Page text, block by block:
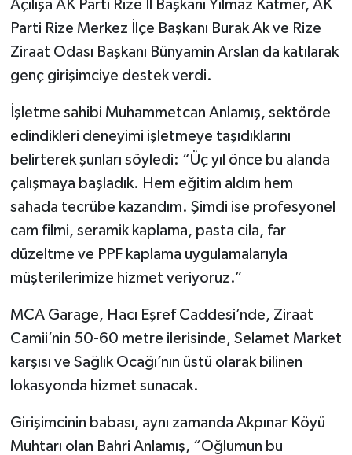
Açılışa AK Parti Rize İl Başkanı Yılmaz Katmer, AK
Parti Rize Merkez İlçe Başkanı Burak Ak ve Rize
Ziraat Odası Başkanı Bünyamin Arslan da katılarak
genç girişimciye destek verdi.
İşletme sahibi Muhammetcan Anlamış, sektörde
edindikleri deneyimi işletmeye taşıdıklarını
belirterek şunları söyledi: “Üç yıl önce bu alanda
çalışmaya başladık. Hem eğitim aldım hem
sahada tecrübe kazandım. Şimdi ise profesyonel
cam filmi, seramik kaplama, pasta cila, far
düzeltme ve PPF kaplama uygulamalarıyla
müşterilerimize hizmet veriyoruz.”
MCA Garage, Hacı Eşref Caddesi’nde, Ziraat
Camii’nin 50-60 metre ilerisinde, Selamet Market
karşısı ve Sağlık Ocağı’nın üstü olarak bilinen
lokasyonda hizmet sunacak.
Girişimcinin babası, aynı zamanda Akpınar Köyü
Muhtarı olan Bahri Anlamış, “Oğlumun bu